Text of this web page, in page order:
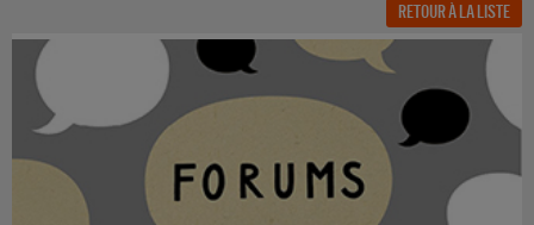
RETOUR À LA LISTE